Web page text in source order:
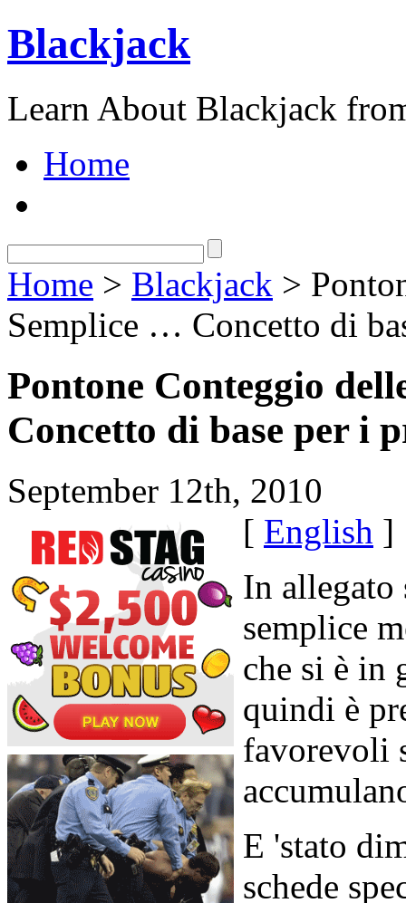
Blackjack
Learn About Blackjack
Home
Home > Blackjack >
Semplice … Concetto di
Pontone Conteggio
Concetto di base per i
September 12th, 2010
[ English ]
In allegato
semplice
che si è in
quindi è
favorevoli
E 'stato
schede